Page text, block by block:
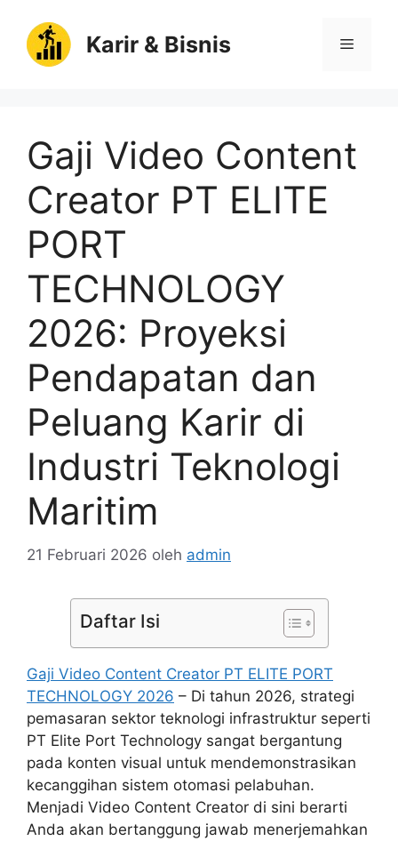
Karir & Bisnis Menu
Gaji Video Content
Creator PT ELITE
PORT
TECHNOLOGY
2026: Proyeksi
Pendapatan dan
Peluang Karir di
Industri Teknologi
Maritim
21 Februari 2026 oleh admin
Daftar Isi
Gaji Video Content Creator PT ELITE PORT
TECHNOLOGY 2026 – Di tahun 2026, strategi
pemasaran sektor teknologi infrastruktur seperti
PT Elite Port Technology sangat bergantung
pada konten visual untuk mendemonstrasikan
kecanggihan sistem otomasi pelabuhan.
Menjadi Video Content Creator di sini berarti
Anda akan bertanggung jawab menerjemahkan